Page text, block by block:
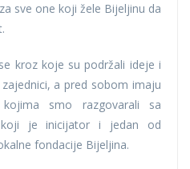
sve one koji žele Bijeljinu da
kroz koje su podržali ideje i
a pred sobom imaju
smo razgovarali sa
koji je inicijator i jedan od
fondacije Bijeljina.